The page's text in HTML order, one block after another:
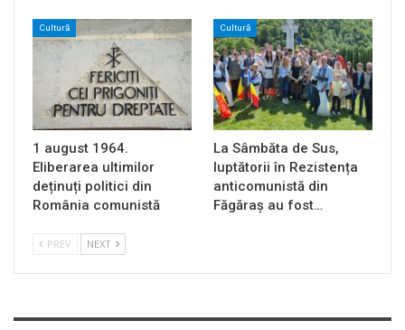
Cultură
1 august 1964.
Eliberarea ultimilor
deținuți politici din
România comunistă
Cultură
La Sâmbăta de Sus,
luptătorii în Rezistența
anticomunistă din
Făgăraș au fost…
PREV NEXT